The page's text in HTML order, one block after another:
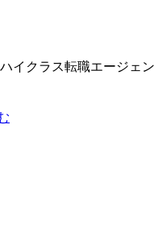
ハイクラス転職エージェン